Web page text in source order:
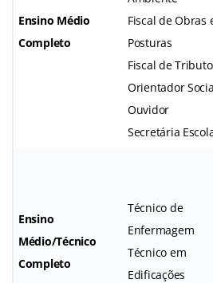
Ensino Médio
Completo
Fiscal de Obras
Posturas
Fiscal de
Orientador
Ouvidor
Secretária
Ensino
Médio/Técnico
Completo
Técnico de
Enfermagem
Técnico em
Edificações